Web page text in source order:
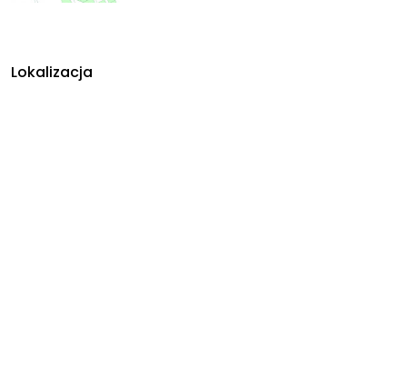
Lokalizacja